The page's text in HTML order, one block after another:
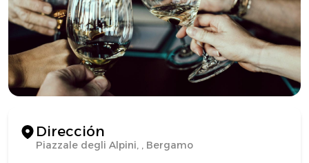
Dirección
Piazzale degli Alpini, , Bergamo